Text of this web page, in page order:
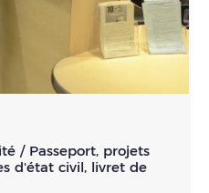
/ Passeport, projets
d'état civil, livret de